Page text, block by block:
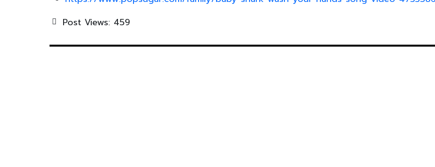
Post Views: 459